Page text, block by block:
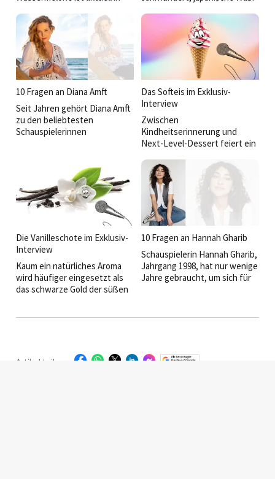
Im Gespräch verrät sie mehr
über ihren Aufstieg zur ­
beliebtesten Sommerfrucht
der Welt.
japanische Sterneküche und
eine Gastgeberfamilie mit
Vision: Das PURS Luxury
Boutique Hotel & Restaurant
in Andernach ist vieles
zugleich – Boutiquehotel,
Designobjekt und
kulinarischer Sehnsuchtsort.
Seit knapp einem Jahr führen
Phillip und Maximilian Doetsch
das Haus – und treiben die
Entwicklung des gesamten
Areals rund um das PURS ­
konsequent weiter voran.
10 Fragen an Diana Amft
Seit Jahren gehört Diana Amft
zu den beliebtesten
Schauspielerinnen
Option: Neben erfolgreichen
Kinderbüchern erobert sie nun
auch die Musikwelt. Warum sie
immer wieder Neues
ausprobiert, was sie an ihrem
aktuellen Kinofilm begeistert
und welche Rolle
Freundlichkeit für sie in Hotels
und Restaurants spielt, verrät
sie im HOGAPAGE-Interview.
Das Softeis im Exklusiv-
Interview
Zwischen
Kindheitserinnerung und
Next-Level-Dessert feiert ein
derzeit ein ­erstaunliches
Comeback: das Softeis.
Die ­Vanilleschote im Exklusiv-
Interview
Kaum ein natürliches Aroma
wird häufiger eingesetzt als
das schwarze Gold der süßen
10 Fragen an Hannah Gharib
Schauspielerin Hannah Gharib,
Jahrgang 1998, hat nur wenige
Jahre gebraucht, um sich für
Artikel teilen: